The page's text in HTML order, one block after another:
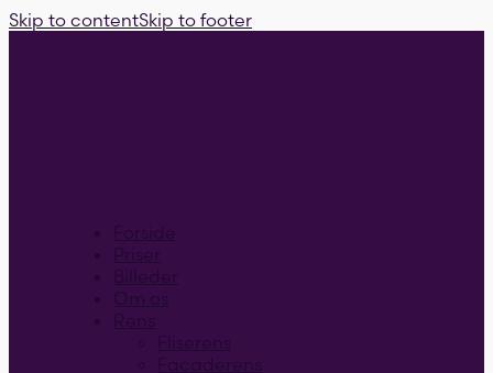
Skip to contentSkip to footer